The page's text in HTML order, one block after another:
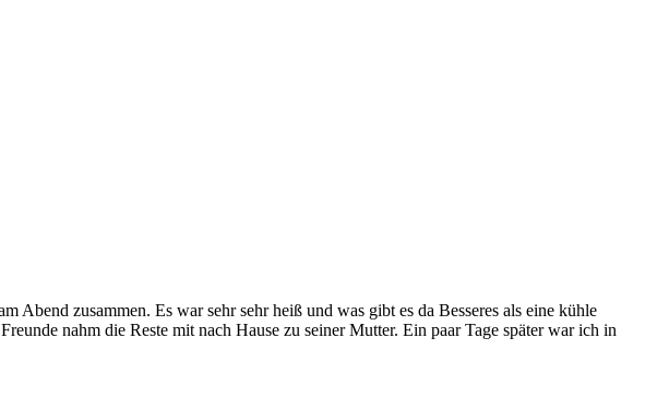
zusammen. Es war sehr sehr heiß und was gibt es da Besseres als eine kühle
nahm die Reste mit nach Hause zu seiner Mutter. Ein paar Tage später war ich in